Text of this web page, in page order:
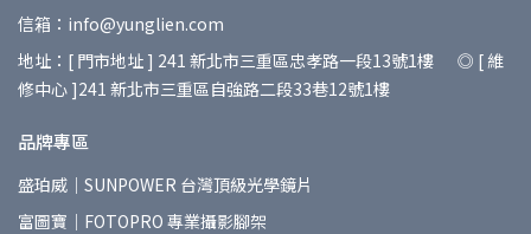
信箱：info@yunglien.com
地址：[ 門市地址 ] 241 新北市三重區忠孝路一段13號1樓 ◎ [ 維
修中心 ]241 新北市三重區自強路二段33巷12號1樓
品牌專區
盛珀威｜SUNPOWER 台灣頂級光學鏡片
富圖寶｜FOTOPRO 專業攝影腳架